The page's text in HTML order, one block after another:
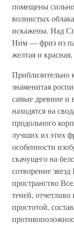
помещены
волнистых
искажены. Над
Ним — фриз из
желтая и
Приблизительно
знаменитая
самые древние и
находятся на
продольного
лучших из этих
особенности
скачущего на
сотворение
пространство
теней,
простотой,